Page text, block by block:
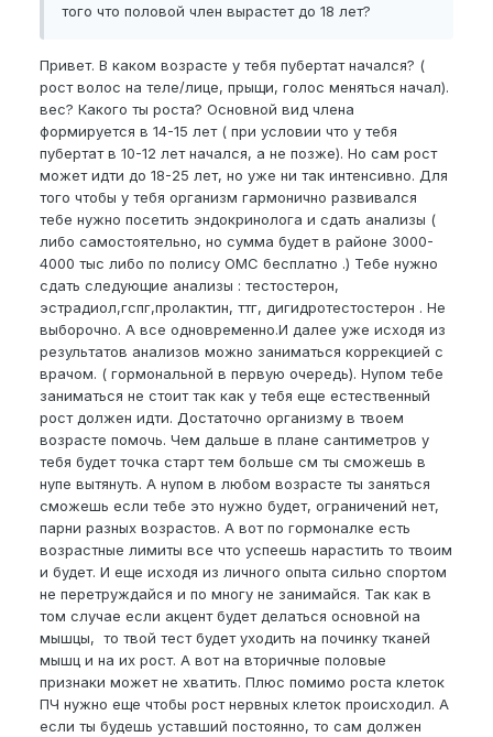
того что половой член вырастет до 18 лет?
Привет. В каком возрасте у тебя пубертат начался? (
рост волос на теле/лице, прыщи, голос меняться начал).
вес? Какого ты роста? Основной вид члена
формируется в 14-15 лет ( при условии что у тебя
пубертат в 10-12 лет начался, а не позже). Но сам рост
может идти до 18-25 лет, но уже ни так интенсивно. Для
того чтобы у тебя организм гармонично развивался
тебе нужно посетить эндокринолога и сдать анализы (
либо самостоятельно, но сумма будет в районе 3000-
4000 тыс либо по полису ОМС бесплатно .) Тебе нужно
сдать следующие анализы : тестостерон,
эстрадиол,гспг,пролактин, ттг, дигидротестостерон . Не
выборочно. А все одновременно.И далее уже исходя из
результатов анализов можно заниматься коррекцией с
врачом. ( гормональной в первую очередь). Нупом тебе
заниматься не стоит так как у тебя еще естественный
рост должен идти. Достаточно организму в твоем
возрасте помочь. Чем дальше в плане сантиметров у
тебя будет точка старт тем больше см ты сможешь в
нупе вытянуть. А нупом в любом возрасте ты заняться
сможешь если тебе это нужно будет, ограничений нет,
парни разных возрастов. А вот по гормоналке есть
возрастные лимиты все что успеешь нарастить то твоим
и будет. И еще исходя из личного опыта сильно спортом
не перетруждайся и по многу не занимайся. Так как в
том случае если акцент будет делаться основной на
мышцы, то твой тест будет уходить на починку тканей
мышц и на их рост. А вот на вторичные половые
признаки может не хватить. Плюс помимо роста клеток
ПЧ нужно еще чтобы рост нервных клеток происходил. А
если ты будешь уставший постоянно, то сам должен